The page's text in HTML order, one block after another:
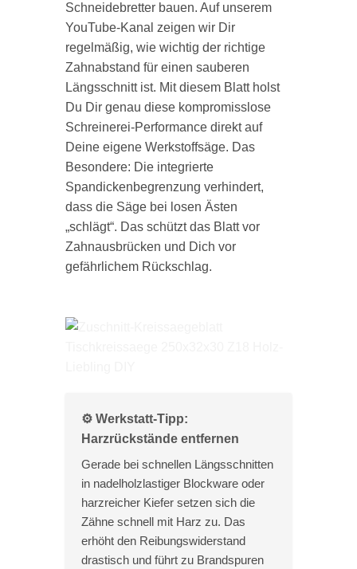
Schneidebretter bauen. Auf unserem
YouTube-Kanal zeigen wir Dir
regelmäßig, wie wichtig der richtige
Zahnabstand für einen sauberen
Längsschnitt ist. Mit diesem Blatt holst
Du Dir genau diese kompromisslose
Schreinerei-Performance direkt auf
Deine eigene Werkstoffsäge. Das
Besondere: Die integrierte
Spandickenbegrenzung verhindert,
dass die Säge bei losen Ästen
„schlägt“. Das schützt das Blatt vor
Zahnausbrücken und Dich vor
gefährlichem Rückschlag.
⚙️ Werkstatt-Tipp:
Harzrückstände entfernen
Gerade bei schnellen Längsschnitten
in nadelholzlastiger Blockware oder
harzreicher Kiefer setzen sich die
Zähne schnell mit Harz zu. Das
erhöht den Reibungswiderstand
drastisch und führt zu Brandspuren